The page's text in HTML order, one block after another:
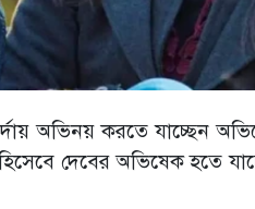
অভিনয় করতে যাচ্ছেন
দেবের অভিষেক হতে